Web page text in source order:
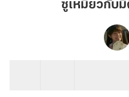
ซูเหมี่ยวกับ